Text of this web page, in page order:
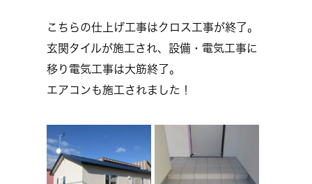
こちらの仕上げ工事はクロス工事が終了。
玄関タイルが施工され、設備・電気工事に
移り電気工事は大筋終了。
エアコンも施工されました！